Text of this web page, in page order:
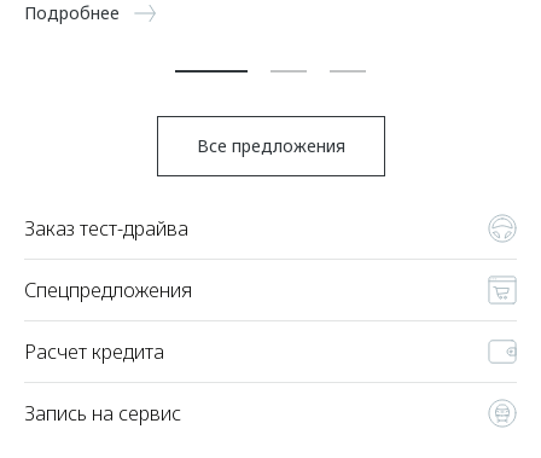
Подробнее
Все предложения
Заказ тест-драйва
Спецпредложения
Расчет кредита
Запись на сервис